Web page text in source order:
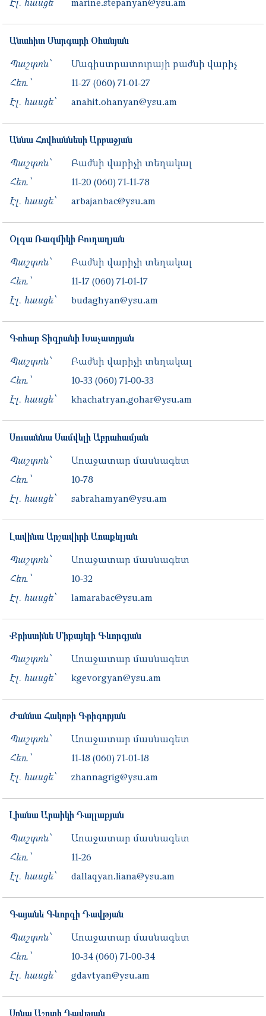
Անահիտ Մարգարի Օհանյան
Պաշտոն՝
Մագիստրատուրայի բաժնի վարիչ
Հեռ․՝
11-27(060) 71-01-27
Էլ. հասցե՝
anahit.ohanyan@ysu.am
Աննա Հովհաննեսի Արբաջյան
Պաշտոն՝
Բաժնի վարիչի տեղակալ
Հեռ․՝
11-20(060) 71-11-78
Էլ. հասցե՝
arbajanbac@ysu.am
Օլգա Ռազմիկի Բուդաղյան
Պաշտոն՝
Բաժնի վարիչի տեղակալ
Հեռ․՝
11-17(060) 71-01-17
Էլ. հասցե՝
budaghyan@ysu.am
Գոհար Տիգրանի Խաչատրյան
Պաշտոն՝
Բաժնի վարիչի տեղակալ
Հեռ․՝
10-33 (060) 71-00-33
Էլ. հասցե՝
khachatryan.gohar@ysu.am
Սուսաննա Սամվելի Աբրահամյան
Պաշտոն՝
Առաջատար մասնագետ
Հեռ․՝
10-78
Էլ. հասցե՝
sabrahamyan@ysu.am
Լավինա Արշավիրի Առաքելյան
Պաշտոն՝
Առաջատար մասնագետ
Հեռ․՝
10-32
Էլ. հասցե՝
lamarabac@ysu.am
Քրիստինե Միքայելի Գևորգյան
Պաշտոն՝
Առաջատար մասնագետ
Էլ. հասցե՝
kgevorgyan@ysu.am
Ժաննա Հակոբի Գրիգորյան
Պաշտոն՝
Առաջատար մասնագետ
Հեռ․՝
11-18(060) 71-01-18
Էլ. հասցե՝
zhannagrig@ysu.am
Լիանա Արաիկի Դալլաքյան
Պաշտոն՝
Առաջատար մասնագետ
Հեռ․՝
11-26
Էլ. հասցե՝
dallaqyan.liana@ysu.am
Գայանե Գևորգի Դավթյան
Պաշտոն՝
Առաջատար մասնագետ
Հեռ․՝
10-34(060) 71-00-34
Էլ. հասցե՝
gdavtyan@ysu.am
Սոնա Աշոտի Դավթյան